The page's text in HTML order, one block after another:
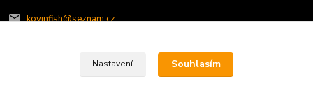
kovinfish@seznam.cz
Nastavení Souhlasím